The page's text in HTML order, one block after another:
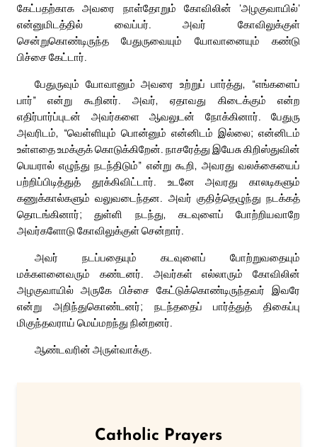
கேட்பதற்காக அவரை நாள்தோறும் கோவிலின் ‘அழகுவாயில்’
என்னுமிடத்தில் வைப்பர். அவர் கோவிலுக்குள்
சென்றுகொண்டிருந்த பேதுருவையும் யோவானையும் கண்டு
பிச்சை கேட்டார்.
பேதுருவும் யோவானும் அவரை உற்றுப் பார்த்து, “எங்களைப்
பார்” என்று கூறினர். அவர், ஏதாவது கிடைக்கும் என்ற
எதிர்பார்ப்புடன் அவர்களை ஆவலுடன் நோக்கினார். பேதுரு
அவரிடம், “வெள்ளியும் பொன்னும் என்னிடம் இல்லை; என்னிடம்
உள்ளதை உமக்குக் கொடுக்கிறேன். நாசரேத்து இயேசு கிறிஸ்துவின்
பெயரால் எழுந்து நடந்திடும்” என்று கூறி, அவரது வலக்கையைப்
பற்றிப்பிடித்துத் தூக்கிவிட்டார். உடனே அவரது காலடிகளும்
கணுக்கால்களும் வலுவடைந்தன. அவர் குதித்தெழுந்து நடக்கத்
தொடங்கினார்; துள்ளி நடந்து, கடவுளைப் போற்றியவாறே
அவர்களோடு கோவிலுக்குள் சென்றார்.
அவர் நடப்பதையும் கடவுளைப் போற்றுவதையும்
மக்களனைவரும் கண்டனர். அவர்கள் எல்லாரும் கோவிலின்
அழகுவாயில் அருகே பிச்சை கேட்டுக்கொண்டிருந்தவர் இவரே
என்று அறிந்துகொண்டனர்; நடந்ததைப் பார்த்துத் திகைப்பு
மிகுந்தவராய் மெய்மறந்து நின்றனர்.
ஆண்டவரின் அருள்வாக்கு.
Catholic Prayers